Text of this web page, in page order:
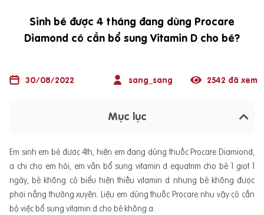
Sinh bé được 4 tháng đang dùng Procare
Diamond có cần bổ sung Vitamin D cho bé?
30/08/2022 sang_sang 2542 đã xem
Mục lục
Em sinh em bé đươc 4th, hiện em đang dùng thuốc Procare Diamiond,
a chi cho em hỏi, em vẫn bổ sung vitamin d equatrim cho bé 1 giọt 1
ngày, bé không có biểu hiện thiếu vitamin d nhưng bé không được
phơi nắng thường xuyên. Liệu em dùng thuốc Procare nhu vậy có cần
bỏ việc bổ sung vitamin d cho bé không a.